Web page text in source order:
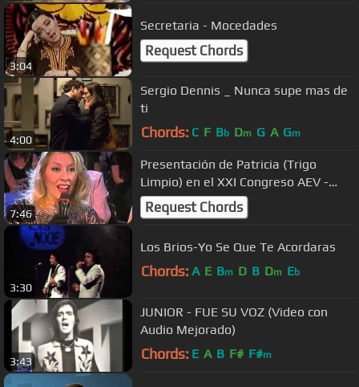
3:04
Secretaria - Mocedades
Request Chords
4:00
Sergio Dennis _ Nunca supe mas de
ti
Chords: C F Bb Dm G A Gm
7:46
Presentación de Patricia (Trigo
Limpio) en el XXI Congreso AEV -
Zaragoza 2012
Request Chords
3:30
Los Brios-Yo Se Que Te Acordaras
Chords: A E Bm D B Dm Eb
3:43
JUNIOR - FUE SU VOZ (Video con
Audio Mejorado)
Chords: E A B F# F#m